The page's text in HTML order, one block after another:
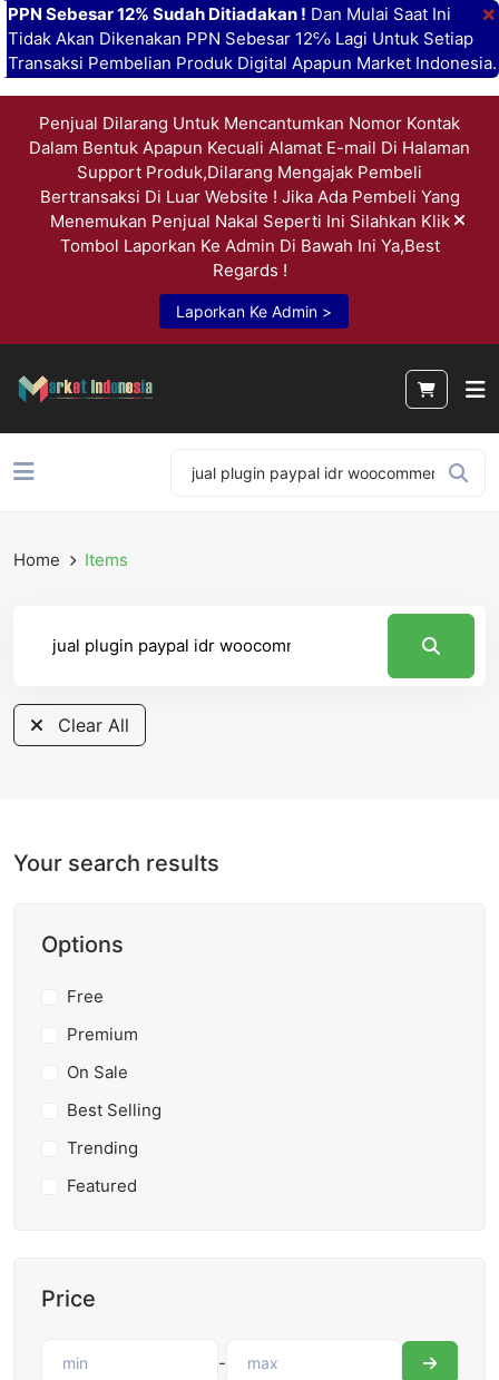
×
PPN Sebesar 12% Sudah Ditiadakan ! Dan Mulai Saat Ini
Tidak Akan Dikenakan PPN Sebesar 12℅ Lagi Untuk Setiap
Transaksi Pembelian Produk Digital Apapun Market Indonesia.
Penjual Dilarang Untuk Mencantumkan Nomor Kontak
Dalam Bentuk Apapun Kecuali Alamat E-mail Di Halaman
Support Produk,Dilarang Mengajak Pembeli
Bertransaksi Di Luar Website ! Jika Ada Pembeli Yang
Menemukan Penjual Nakal Seperti Ini Silahkan Klik
Tombol Laporkan Ke Admin Di Bawah Ini Ya,Best
Regards !
Laporkan Ke Admin >
Home Items
Clear All
Your search results
Options
Free
Premium
On Sale
Best Selling
Trending
Featured
Price
-